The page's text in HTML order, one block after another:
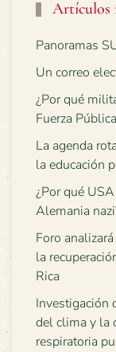
Artículos
Panoramas
Un correo
¿Por qué
Fuerza
La agenda
la educación
¿Por qué
Alemania
Foro
la
Rica
Investigación
del clima y la
respiratoria